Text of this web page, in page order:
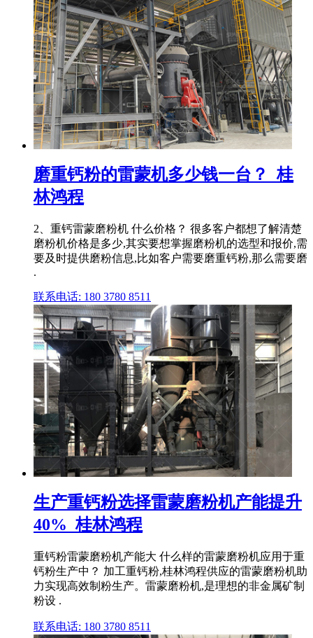
磨重钙粉的雷蒙机多少钱一台？_桂
林鸿程
2、重钙雷蒙磨粉机 什么价格？ 很多客户都想了解清楚
磨粉机价格是多少,其实要想掌握磨粉机的选型和报价,需
要及时提供磨粉信息,比如客户需要磨重钙粉,那么需要磨
.
联系电话: 180 3780 8511
生产重钙粉选择雷蒙磨粉机产能提升
40%_桂林鸿程
重钙粉雷蒙磨粉机产能大 什么样的雷蒙磨粉机应用于重
钙粉生产中？ 加工重钙粉,桂林鸿程供应的雷蒙磨粉机助
力实现高效制粉生产。雷蒙磨粉机,是理想的非金属矿制
粉设 .
联系电话: 180 3780 8511